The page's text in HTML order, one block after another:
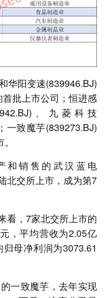
华阳变速(839946.BJ)
批上市公司；恒进感
、九菱科技
一致魔芋(839273.BJ)
和销售的武汉蓝电
北交所上市，成为第7
看，7家北交所上市的
，平均营收为2.05亿
母净利润为3073.61
一致魔芋，去年实现